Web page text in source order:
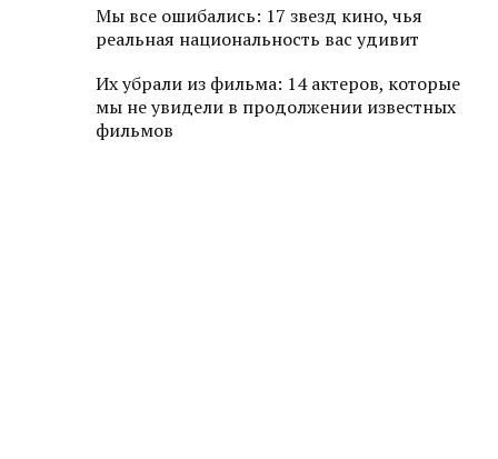
Мы все ошибались: 17 звезд кино, чья
реальная национальность вас удивит
Их убрали из фильма: 14 актеров, которые
мы не увидели в продолжении известных
фильмов